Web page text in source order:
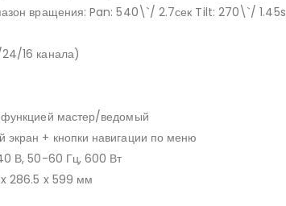
вращения: Pan: 540\`/ 2.7сек Tilt: 270\`/ 1.45s
16 канала)
мастер/ведомый
+ кнопки навигации по меню
В, 50-60 Гц, 600 Вт
286.5 x 599 мм